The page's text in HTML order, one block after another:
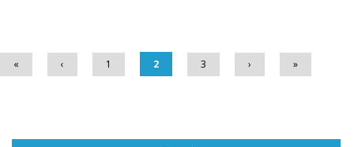
« ‹ 1 2 3 › »